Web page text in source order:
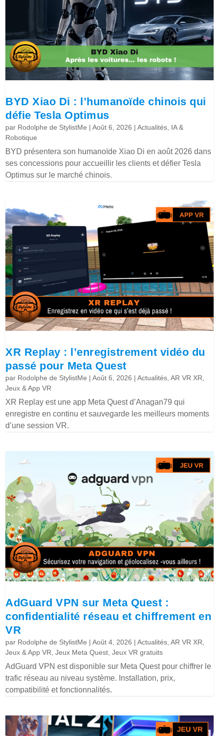
BYD Xiao Di : l’humanoïde chinois qui
défie Tesla Optimus
par Rodolphe de StylistMe |Août 6, 2026 |Actualités, IA &
Robotique
BYD présentera son humanoïde Xiao Di en août 2026 dans
ses concessions pour accueillir les clients et défier Tesla
Optimus sur le marché chinois.
XR Replay : l’enregistrement vidéo du
passé pour Meta Quest
par Rodolphe de StylistMe |Août 6, 2026 |Actualités,AR VR XR,
Jeux & App VR
XR Replay est une app Meta Quest d’Anagan79 qui
enregistre en continu et sauvegarde les meilleurs moments
d’une session VR.
AdGuard VPN sur Meta Quest :
confidentialité réseau et chiffrement en
VR
par Rodolphe de StylistMe |Août 4, 2026 |Actualités,AR VR XR,
Jeux & App VR,Jeux Meta Quest,Jeux VR gratuits
AdGuard VPN est disponible sur Meta Quest pour chiffrer le
trafic réseau au niveau système. Installation, prix,
compatibilité et fonctionnalités.